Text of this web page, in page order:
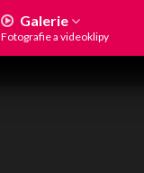
Galerie
Fotografie a videoklipy